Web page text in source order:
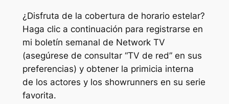
¿Disfruta de la cobertura de horario estelar?
Haga clic a continuación para registrarse en
mi boletín semanal de Network TV
(asegúrese de consultar “TV de red” en sus
preferencias) y obtener la primicia interna
de los actores y los showrunners en su serie
favorita.